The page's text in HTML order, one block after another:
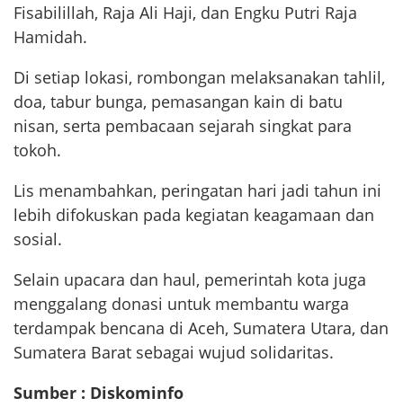
Fisabilillah, Raja Ali Haji, dan Engku Putri Raja
Hamidah.
Di setiap lokasi, rombongan melaksanakan tahlil,
doa, tabur bunga, pemasangan kain di batu
nisan, serta pembacaan sejarah singkat para
tokoh.
Lis menambahkan, peringatan hari jadi tahun ini
lebih difokuskan pada kegiatan keagamaan dan
sosial.
Selain upacara dan haul, pemerintah kota juga
menggalang donasi untuk membantu warga
terdampak bencana di Aceh, Sumatera Utara, dan
Sumatera Barat sebagai wujud solidaritas.
Sumber : Diskominfo